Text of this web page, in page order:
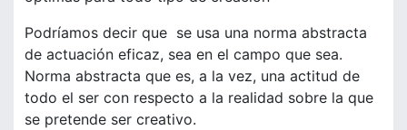
Podríamos decir que se usa una norma abstracta
de actuación eficaz, sea en el campo que sea.
Norma abstracta que es, a la vez, una actitud de
todo el ser con respecto a la realidad sobre la que
se pretende ser creativo.